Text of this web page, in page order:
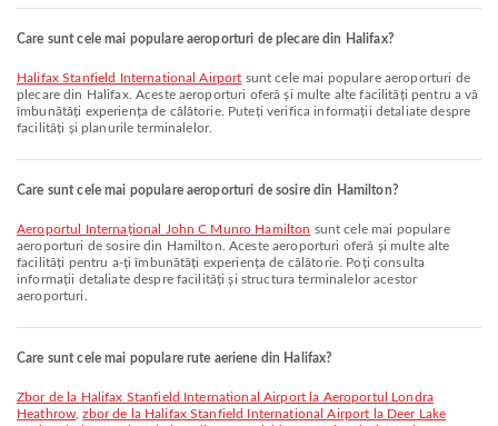
Care sunt cele mai populare aeroporturi de plecare din Halifax?
Halifax Stanfield International Airport sunt cele mai populare aeroporturi de
plecare din Halifax. Aceste aeroporturi oferă și multe alte facilități pentru a vă
îmbunătăți experiența de călătorie. Puteți verifica informații detaliate despre
facilități și planurile terminalelor.
Care sunt cele mai populare aeroporturi de sosire din Hamilton?
Aeroportul Internațional John C Munro Hamilton sunt cele mai populare
aeroporturi de sosire din Hamilton. Aceste aeroporturi oferă și multe alte
facilități pentru a-ți îmbunătăți experiența de călătorie. Poți consulta
informații detaliate despre facilități și structura terminalelor acestor
aeroporturi.
Care sunt cele mai populare rute aeriene din Halifax?
zbor de la Halifax Stanfield International Airport la Aeroportul Londra
Heathrow ,zbor de la Halifax Stanfield International Airport la Deer Lake